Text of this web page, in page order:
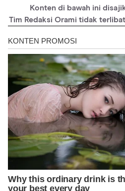
Konten di bawah ini
Tim Redaksi Orami tidak